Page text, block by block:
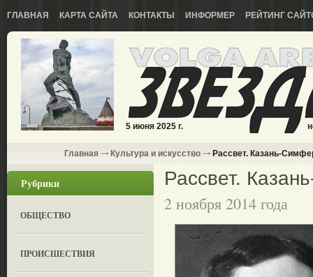
ГЛАВНАЯ КАРТА САЙТА КОНТАКТЫ ИНФОРМЕР РЕЙТИНГ
5 июня 2025 г.
Главная Культура и искусство Рассвет. Казань-
Рубрики
ОБЩЕСТВО
ПРОИСШЕСТВИЯ
Рассвет.
2 ноября 2014 года